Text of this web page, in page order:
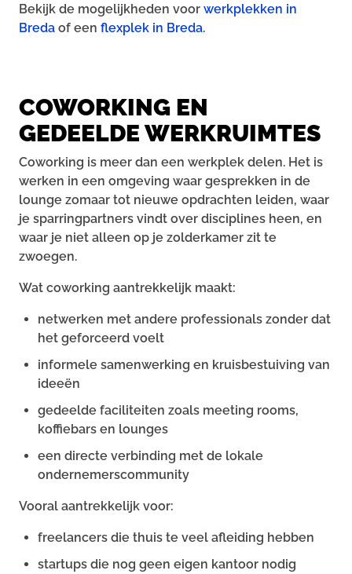
Bekijk de mogelijkheden voor werkplekken in
Breda of een flexplek in Breda.
COWORKING EN
GEDEELDE WERKRUIMTES
Coworking is meer dan een werkplek delen. Het is
werken in een omgeving waar gesprekken in de
lounge zomaar tot nieuwe opdrachten leiden, waar
je sparringpartners vindt over disciplines heen, en
waar je niet alleen op je zolderkamer zit te
zwoegen.
Wat coworking aantrekkelijk maakt:
netwerken met andere professionals zonder dat
het geforceerd voelt
informele samenwerking en kruisbestuiving van
ideeën
gedeelde faciliteiten zoals meeting rooms,
koffiebars en lounges
een directe verbinding met de lokale
ondernemerscommunity
Vooral aantrekkelijk voor:
freelancers die thuis te veel afleiding hebben
startups die nog geen eigen kantoor nodig